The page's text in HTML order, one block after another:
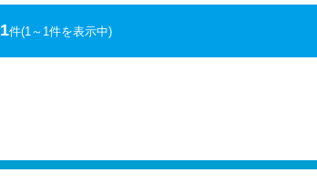
1件(1～1件を表示中)